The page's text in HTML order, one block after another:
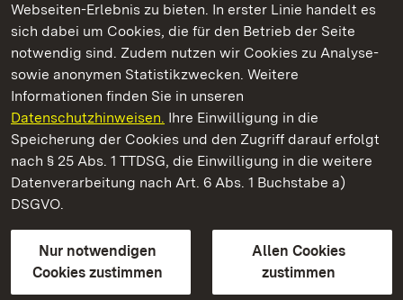
Webseiten-Erlebnis zu bieten. In erster Linie handelt es
sich dabei um Cookies, die für den Betrieb der Seite
notwendig sind. Zudem nutzen wir Cookies zu Analyse-
sowie anonymen Statistikzwecken. Weitere
Informationen finden Sie in unseren
Datenschutzhinweisen. Ihre Einwilligung in die
Speicherung der Cookies und den Zugriff darauf erfolgt
nach § 25 Abs. 1 TTDSG, die Einwilligung in die weitere
Datenverarbeitung nach Art. 6 Abs. 1 Buchstabe a)
DSGVO.
Nur notwendigen
Cookies zustimmen
Allen Cookies
zustimmen
Kommen. Staunen. Genießen.
Staatliche Schlösser und Gärten Baden‑Württemberg
Staatliche Schlösser und Gärten Baden-Württemberg
Kontakt
GebärdenspracheLeichte Sprache
Erklärung zur Barrierefreiheit
BITV-konform (geprüfte Seiten)